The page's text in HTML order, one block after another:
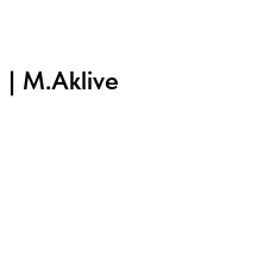
| M.Aklive